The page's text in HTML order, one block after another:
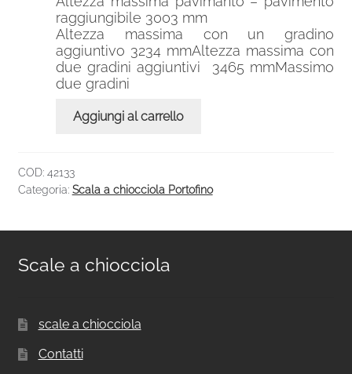
raggiungibile 3003 mm
Altezza massima con un gradino
aggiuntivo 3234 mmAltezza massima con
due gradini aggiuntivi 3465 mmMassimo
due gradini
Aggiungi al carrello
COD: 42133
Categoria: Scala a chiocciola Portofino
Scale a chiocciola
scale a chiocciola
Contatti